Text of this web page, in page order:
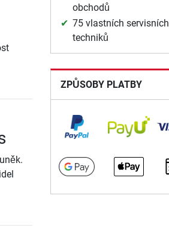
obchodů
75 vlastních servisních
techniků
ZPŮSOBY PLATBY